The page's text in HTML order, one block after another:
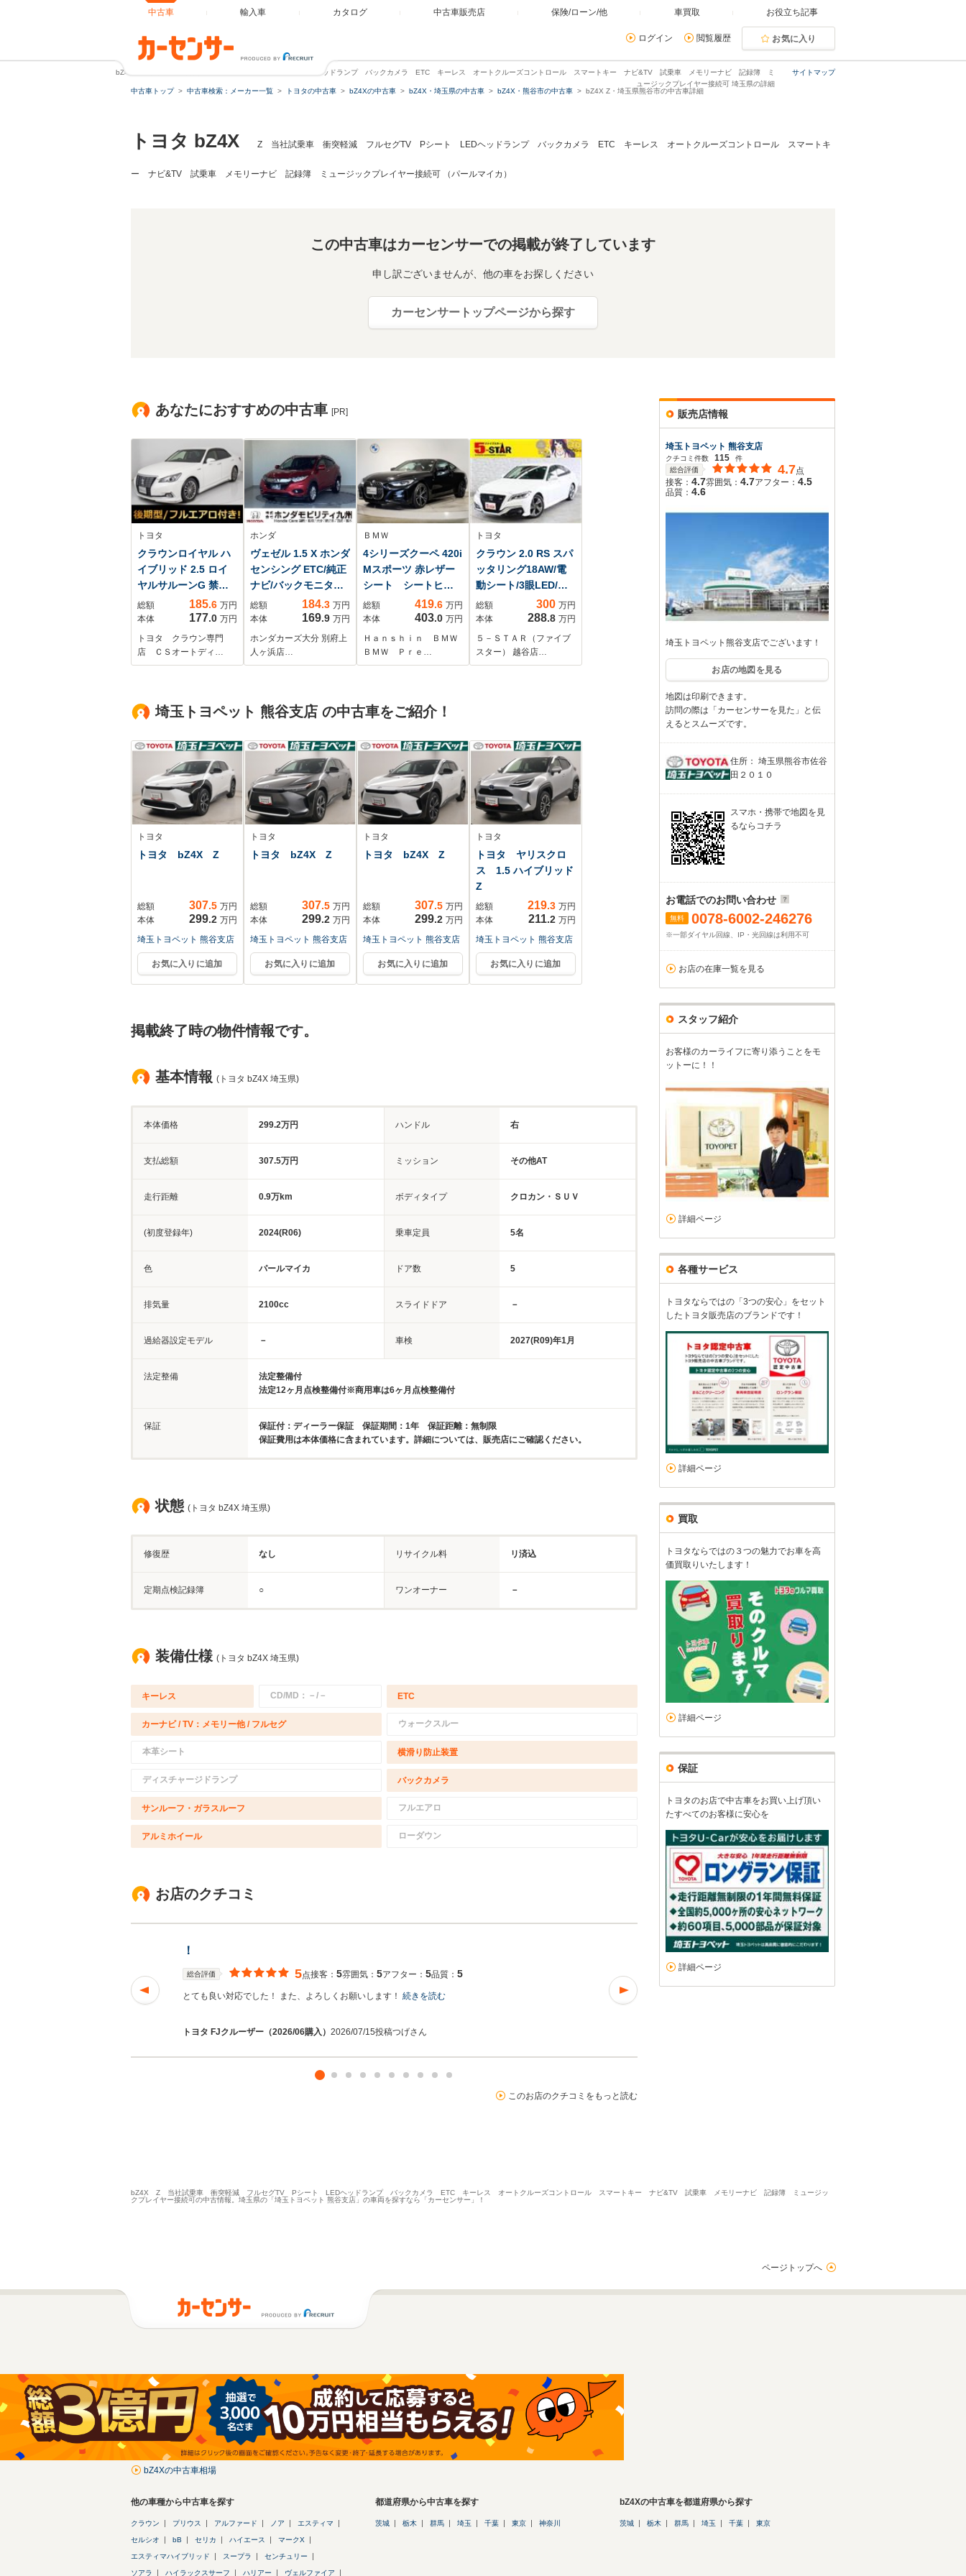
中古車 輸入車 カタログ 中古車販売店 保険/ローン/他 車買取 お役立ち記事
ログイン 閲覧履歴 お気に入り
サイトマップ
bZ4X Z 当社試乗車 衝突軽減 フルセグTV Pシート LEDヘッドランプ バックカメラ ETC キーレス オートクルーズコントロール スマートキー ナビ&TV 試乗車 メモリーナビ 記録簿 ミ
ュージックプレイヤー接続可 埼玉県の詳細
中古車トップ
中古車検索：メーカー一覧 トヨタの中古車 bZ4Xの中古車 bZ4X・埼玉県の中古車 bZ4X・熊谷市の中古車 bZ4X Z・埼玉県熊谷市の中古車詳細
トヨタ bZ4X Z 当社試乗車 衝突軽減 フルセグTV Pシート LEDヘッドランプ バックカメラ ETC キーレス オートクルーズコントロール スマートキ
ー ナビ&TV 試乗車 メモリーナビ 記録簿 ミュージックプレイヤー接続可 （パールマイカ）
この中古車はカーセンサーでの掲載が終了しています
申し訳ございませんが、他の車をお探しください
カーセンサートップページから探す
あなたにおすすめの中古車 [PR]
トヨタ
クラウンロイヤル ハ
イブリッド 2.5 ロイ
ヤルサルーンG 禁煙/
後期/フルエアロ/後席
VIP仕様/車高調/黒内
装/17インチAW/BSM/
シートヒーター/ステ
アリングヒーター/オ
ーザー/SDマルチナ
生/Bluetooth/レギュ
ラーガソリン
総額 185.6 万円
本体
177.0 万円
トヨタ クラウン専門
店 ＣＳオートディ…
ホンダ
ヴェゼル 1.5 X ホンダ
センシング ETC/純正
ナビ/バックモニター/
ホンダセンシング
総額 184.3 万円
本体
169.9 万円
ホンダカーズ大分 別府上
人ヶ浜店…
ＢＭＷ
4シリーズクーペ 420i
Mスポーツ 赤レザー
シート シートヒー
ター 純正HDDナ
ビ バックカメラ
電動シート 電動リ
アゲート アクティ
ブクルーズコントロ
ETC 純正18インチ
クセス
総額 419.6 万円
本体
403.0 万円
Ｈａｎｓｈｉｎ ＢＭＷ
ＢＭＷ Ｐｒｅ…
トヨタ
クラウン 2.0 RS スパ
ッタリング18AW/電
動シート/3眼LED/ト
ヨタセーフティセン
ス/レーダークルコン/
クリアランスソナー/
レーンアシスト/パド
ルシフ
総額 300 万円
本体
288.8 万円
５－ＳＴＡＲ（ファイブ
スター） 越谷店…
埼玉トヨペット 熊谷支店 の中古車をご紹介！
トヨタ
トヨタ bZ4X Z
総額 307.5 万円
本体
299.2 万円
埼玉トヨペット 熊谷支店
お気に入りに追加
トヨタ
トヨタ bZ4X Z
総額 307.5 万円
本体
299.2 万円
埼玉トヨペット 熊谷支店
お気に入りに追加
トヨタ
トヨタ bZ4X Z
総額 307.5 万円
本体
299.2 万円
埼玉トヨペット 熊谷支店
お気に入りに追加
トヨタ
トヨタ ヤリスクロ
ス 1.5 ハイブリッド
Z
総額 219.3 万円
本体
211.2 万円
埼玉トヨペット 熊谷支店
お気に入りに追加
掲載終了時の物件情報です。
基本情報 (トヨタ bZ4X 埼玉県)
本体価格 299.2万円 ハンドル 右
支払総額 307.5万円 ミッション その他AT
走行距離 0.9万km ボディタイプ クロカン・ＳＵＶ
(初度登録年) 2024(R06) 乗車定員 5名
色 パールマイカ ドア数 5
排気量 2100cc スライドドア －
過給器設定モデル － 車検 2027(R09)年1月
法定整備
法定整備付
法定12ヶ月点検整備付※商用車は6ヶ月点検整備付
保証
保証付：ディーラー保証 保証期間：1年 保証距離：無制限
保証費用は本体価格に含まれています。詳細については、販売店にご確認ください。
状態 (トヨタ bZ4X 埼玉県)
修復歴 なし リサイクル料 リ済込
定期点検記録簿 ○ ワンオーナー －
装備仕様 (トヨタ bZ4X 埼玉県)
キーレス CD/MD：－/－ ETC
カーナビ / TV：メモリー他 / フルセグ ウォークスルー
本革シート 横滑り防止装置
ディスチャージドランプ バックカメラ
サンルーフ・ガラスルーフ フルエアロ
アルミホイール ローダウン
お店のクチコミ
！
総合評価 5点接客： 5雰囲気： 5アフター： 5品質： 5
とても良い対応でした！ また、よろしくお願いします！ 続きを読む
トヨタ FJクルーザー（2026/06購入） 2026/07/15投稿つげさん
迅速な対応ありがとうございます。
総合評価
このお店のクチコミをもっと読む
販売店情報
埼玉トヨペット 熊谷支店
クチコミ件数 115
件
総合評価
4.7点
接客： 4.7雰囲気： 4.7アフター： 4.5
品質： 4.6
埼玉トヨペット熊谷支店でございます！
お店の地図を見る
地図は印刷できます。
訪問の際は「カーセンサーを見た」と伝
えるとスムーズです。
住所： 埼玉県熊谷市佐谷
田２０１０
スマホ・携帯で地図を見
るならコチラ
お電話でのお問い合わせ
無料 0078-6002-246276
※一部ダイヤル回線、IP・光回線は利用不可
お店の在庫一覧を見る
スタッフ紹介
お客様のカーライフに寄り添うことをモ
ットーに！！
詳細ページ
各種サービス
トヨタならではの「3つの安心」をセット
したトヨタ販売店のブランドです！
詳細ページ
買取
トヨタならではの３つの魅力でお車を高
価買取りいたします！
詳細ページ
保証
トヨタのお店で中古車をお買い上げ頂い
たすべてのお客様に安心を
詳細ページ
bZ4X Z 当社試乗車 衝突軽減 フルセグTV Pシート LEDヘッドランプ バックカメラ ETC キーレス オートクルーズコントロール スマートキー ナビ&TV 試乗車 メモリーナビ 記録簿 ミュージッ
クプレイヤー接続可の中古情報。埼玉県の「埼玉トヨペット 熊谷支店」の車両を探すなら「カーセンサー」！
ページトップへ
bZ4Xの中古車相場
他の車種から中古車を探す
クラウン プリウス アルファード ノア エスティマ
セルシオ bB セリカ ハイエース マークX
エスティマハイブリッド スープラ センチュリー
ソアラ ハイラックスサーフ ハリアー ヴェルファイア
都道府県から中古車を探す
茨城 栃木 群馬 埼玉 千葉 東京 神奈川
bZ4Xの中古車を都道府県から探す
茨城 栃木 群馬 埼玉 千葉 東京